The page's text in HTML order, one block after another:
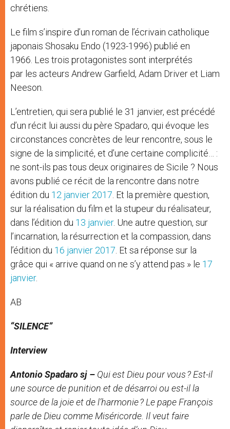
chrétiens.
Le film s’inspire d’un roman de l’écrivain catholique
japonais Shosaku Endo (1923-1996) publié en
1966. Les trois protagonistes sont interprétés
par les acteurs Andrew Garfield, Adam Driver et Liam
Neeson.
L’entretien, qui sera publié le 31 janvier, est précédé
d’un récit lui aussi du père Spadaro, qui évoque les
circonstances concrètes de leur rencontre, sous le
signe de la simplicité, et d’une certaine complicité… :
ne sont-ils pas tous deux originaires de Sicile ? Nous
avons publié ce récit de la rencontre dans notre
édition du 12 janvier 2017 . Et la première question,
sur la réalisation du film et la stupeur du réalisateur,
dans l’édition du 13 janvier. Une autre question, sur
l’incarnation, la résurrection et la compassion, dans
l’édition du 16 janvier 2017 . Et sa réponse sur la
grâce qui « arrive quand on ne s’y attend pas » le 17
janvier.
AB
“SILENCE”
Interview
Antonio Spadaro sj – Qui est Dieu pour vous ? Est-il
une source de punition et de désarroi ou est-il la
source de la joie et de l’harmonie ? Le pape François
parle de Dieu comme Miséricorde. Il veut faire